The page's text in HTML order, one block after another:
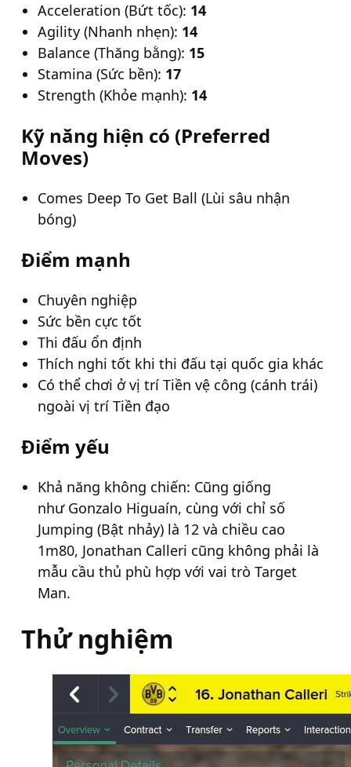
Acceleration (Bứt tốc): 14
Agility (Nhanh nhẹn): 14
Balance (Thăng bằng): 15
Stamina (Sức bền): 17
Strength (Khỏe mạnh): 14
Kỹ năng hiện có (Preferred
Moves)
Comes Deep To Get Ball (Lùi sâu nhận
bóng)
Điểm mạnh
Chuyên nghiệp
Sức bền cực tốt
Thi đấu ổn định
Thích nghi tốt khi thi đấu tại quốc gia khác
Có thể chơi ở vị trí Tiền vệ công (cánh trái)
ngoài vị trí Tiền đạo
Điểm yếu
Khả năng không chiến: Cũng giống
như Gonzalo Higuaín, cùng với chỉ số
Jumping (Bật nhảy) là 12 và chiều cao
1m80, Jonathan Calleri cũng không phải là
mẫu cầu thủ phù hợp với vai trò Target
Man.
Thử nghiệm